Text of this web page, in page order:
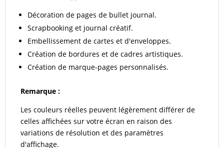
Décoration de pages de bullet journal.
Scrapbooking et journal créatif.
Embellissement de cartes et d'enveloppes.
Création de bordures et de cadres artistiques.
Création de marque-pages personnalisés.
Remarque :
Les couleurs réelles peuvent légèrement différer de
celles affichées sur votre écran en raison des
variations de résolution et des paramètres
d'affichage.